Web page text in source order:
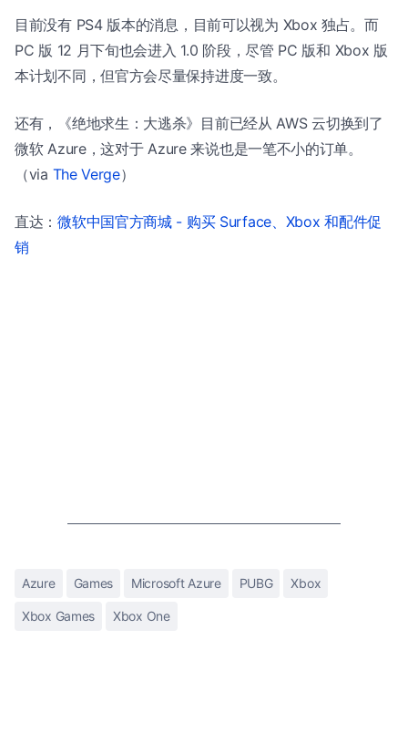
目前没有 PS4 版本的消息，目前可以视为 Xbox 独占。而
PC 版 12 月下旬也会进入 1.0 阶段，尽管 PC 版和 Xbox 版
本计划不同，但官方会尽量保持进度一致。
还有，《绝地求生：大逃杀》目前已经从 AWS 云切换到了
微软 Azure，这对于 Azure 来说也是一笔不小的订单。
（via The Verge）
直达：微软中国官方商城 - 购买 Surface、Xbox 和配件促
销
Azure Games Microsoft Azure PUBG Xbox
Xbox Games Xbox One